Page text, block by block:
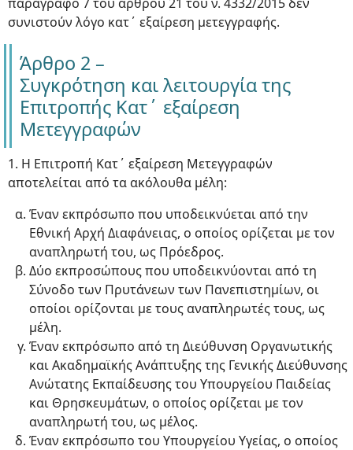
συνιστούν λόγο κατ΄ εξαίρεση μετεγγραφής.
Άρθρο 2 –
Συγκρότηση και λειτουργία της
Επιτροπής Κατ΄ εξαίρεση
Μετεγγραφών
1. Η Επιτροπή Κατ΄ εξαίρεση Μετεγγραφών
αποτελείται από τα ακόλουθα μέλη:
Έναν εκπρόσωπο που υποδεικνύεται από την
Εθνική Αρχή Διαφάνειας, ο οποίος ορίζεται με τον
αναπληρωτή του, ως Πρόεδρος.
Δύο εκπροσώπους που υποδεικνύονται από τη
Σύνοδο των Πρυτάνεων των Πανεπιστημίων, οι
οποίοι ορίζονται με τους αναπληρωτές τους, ως
μέλη.
Έναν εκπρόσωπο από τη Διεύθυνση Οργανωτικής
και Ακαδημαϊκής Ανάπτυξης της Γενικής Διεύθυνσης
Ανώτατης Εκπαίδευσης του Υπουργείου Παιδείας
και Θρησκευμάτων, ο οποίος ορίζεται με τον
αναπληρωτή του, ως μέλος.
Έναν εκπρόσωπο του Υπουργείου Υγείας, ο οποίος